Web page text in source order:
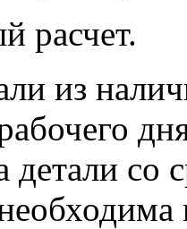
расчет.
из
детали со